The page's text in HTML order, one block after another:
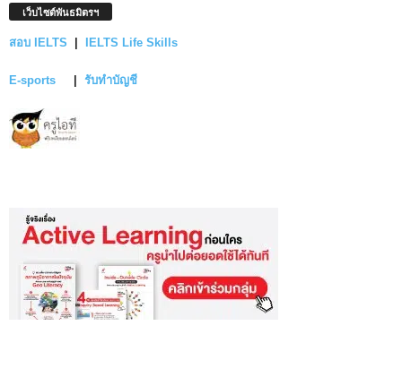
เว็บไซต์พันธมิตรฯ
สอบ IELTS | IELTS Life Skills
E-sports | รับทำบัญชี